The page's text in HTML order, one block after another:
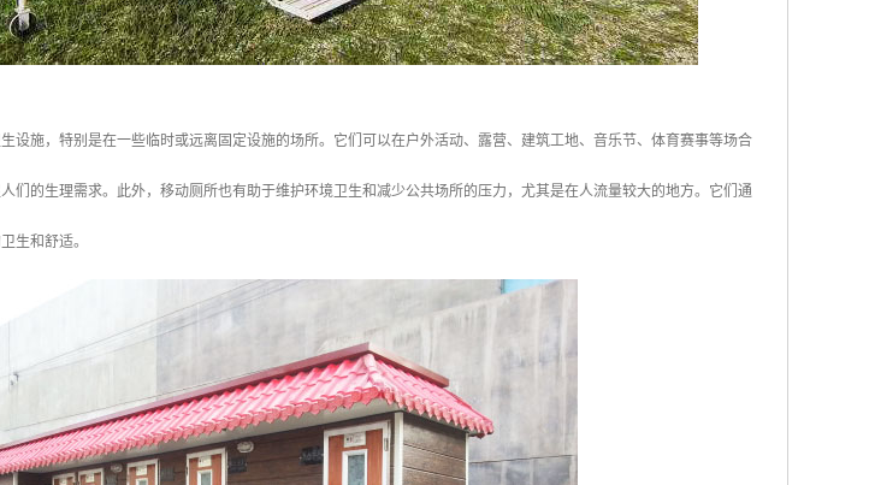
设施，特别是在一些临时或远离固定设施的场所。它们可以在户外活动、露营、建筑工地、音乐节、体育赛事等场合
们的生理需求。此外，移动厕所也有助于维护环境卫生和减少公共场所的压力，尤其是在人流量较大的地方。它们通
生和舒适。